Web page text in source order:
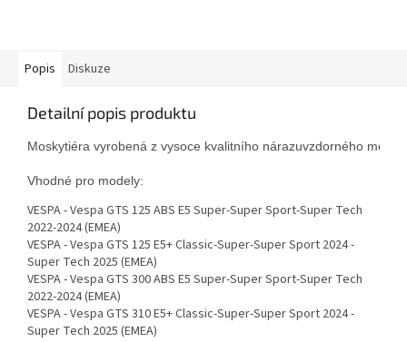
Popis Diskuze
Detailní popis produktu
Moskytiéra vyrobená z vysoce kvalitního nárazuvzdorného
Vhodné pro modely:
VESPA - Vespa GTS 125 ABS E5 Super-Super Sport-Super Tech
2022-2024 (EMEA)
VESPA - Vespa GTS 125 E5+ Classic-Super-Super Sport 2024 -
Super Tech 2025 (EMEA)
VESPA - Vespa GTS 300 ABS E5 Super-Super Sport-Super Tech
2022-2024 (EMEA)
VESPA - Vespa GTS 310 E5+ Classic-Super-Super Sport 2024 -
Super Tech 2025 (EMEA)